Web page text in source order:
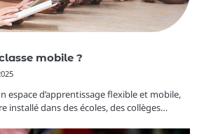
mobile ?
espace d’apprentissage flexible et mobile,
installé dans des écoles, des collèges…